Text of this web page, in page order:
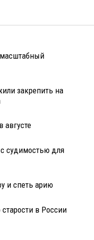
закрепить на
августе
судимостью для
и спеть арию
в России